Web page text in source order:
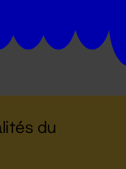
du